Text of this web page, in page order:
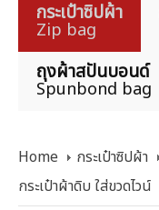
กระเป๋าซิปผ้า
Zip bag
ถุงผ้าสปันบอนด์
Spunbond bag
Home กระเป๋าซิปผ้า
กระเป๋าผ้าดิบ ใส่ขวดไวน์